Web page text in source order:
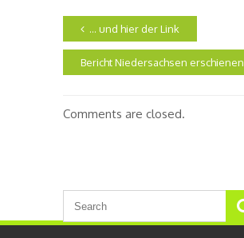
… und hier der Link
Bericht Niedersachsen erschienen
Comments are closed.